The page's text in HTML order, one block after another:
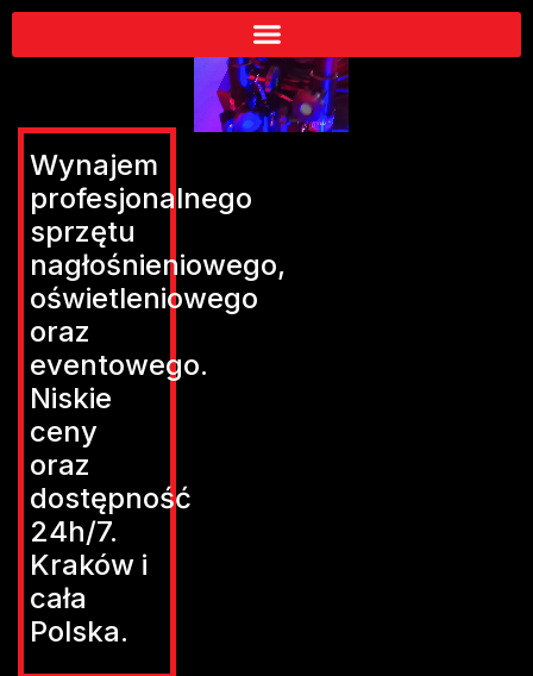
Wynajem
profesjonalnego
sprzętu
nagłośnieniowego,
oświetleniowego
oraz
eventowego.
Niskie
ceny
oraz
dostępność
24h/7.
Kraków i
cała
Polska.